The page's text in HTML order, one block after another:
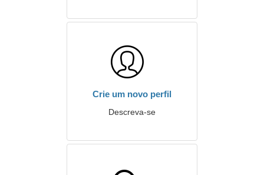
Crie um novo perfil
Descreva-se